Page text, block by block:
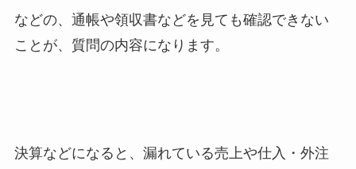
などの、通帳や領収書などを見ても確認できない
ことが、質問の内容になります。
決算などになると、漏れている売上や仕入・外注